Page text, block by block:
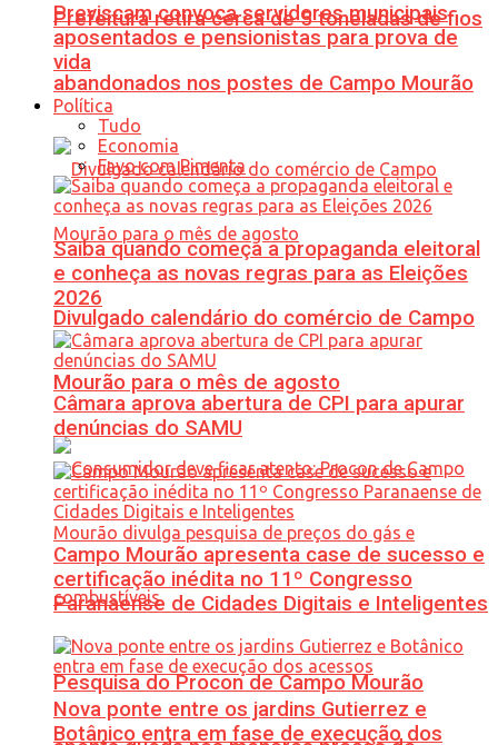
Prefeitura retira cerca de 5 toneladas de fios
abandonados nos postes de Campo Mourão
Divulgado calendário do comércio de Campo
Mourão para o mês de agosto
Pesquisa do Procon de Campo Mourão
Previscam convoca servidores municipais
aposentados e pensionistas para prova de
vida
Política
Tudo
Economia
Favo com Pimenta
Saiba quando começa a propaganda eleitoral
e conheça as novas regras para as Eleições
2026
Câmara aprova abertura de CPI para apurar
denúncias do SAMU
Campo Mourão apresenta case de sucesso e
certificação inédita no 11º Congresso
Paranaense de Cidades Digitais e Inteligentes
Nova ponte entre os jardins Gutierrez e
Botânico entra em fase de execução dos